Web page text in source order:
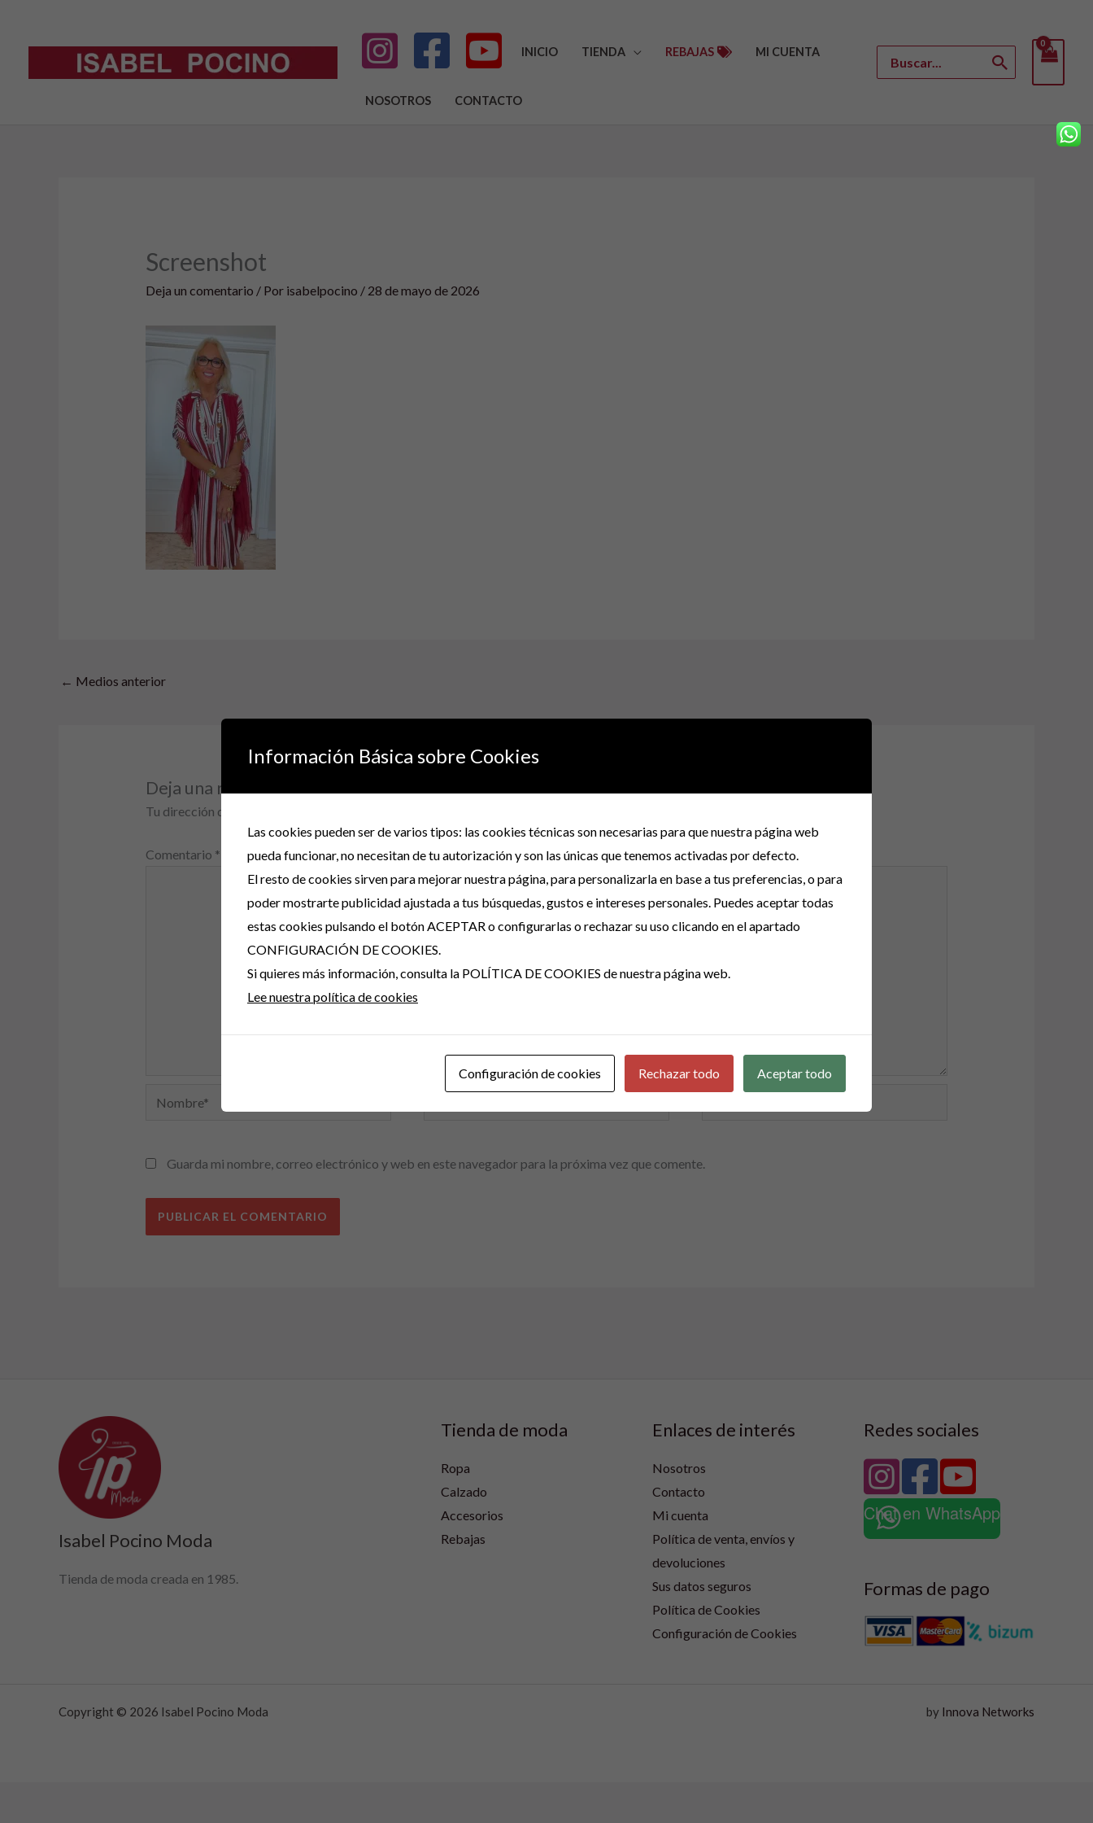
INICIO TIENDA REBAJAS MI CUENTA
NOSOTROS CONTACTO
por:
Screenshot
Deja un comentario / Por isabelpocino / 28 de mayo de 2026
← Medios anterior
Deja una respuesta
Tu dirección de correo electrónico no será publicada.
Comentario *
Nombre*
Correo
Web
Guarda mi nombre, correo electrónico y web en este navegador para la próxima vez que comente.
Isabel Pocino Moda
Tienda de moda creada en 1985.
Tienda de moda
Ropa
Calzado
Accesorios
Rebajas
Enlaces de interés
Nosotros
Contacto
Mi cuenta
Política de venta, envíos y
devoluciones
Sus datos seguros
Política de Cookies
Configuración de Cookies
Redes sociales
Chat en WhatsApp
Formas de pago
Copyright © 2026 Isabel Pocino Moda by Innova Networks
Información Básica sobre Cookies
Las cookies pueden ser de varios tipos: las cookies técnicas son necesarias para que nuestra página web
pueda funcionar, no necesitan de tu autorización y son las únicas que tenemos activadas por defecto.
El resto de cookies sirven para mejorar nuestra página, para personalizarla en base a tus preferencias, o para
poder mostrarte publicidad ajustada a tus búsquedas, gustos e intereses personales. Puedes aceptar todas
estas cookies pulsando el botón ACEPTAR o configurarlas o rechazar su uso clicando en el apartado
CONFIGURACIÓN DE COOKIES.
Si quieres más información, consulta la POLÍTICA DE COOKIES de nuestra página web.
Lee nuestra política de cookies
Configuración de cookies Rechazar todo Aceptar todo